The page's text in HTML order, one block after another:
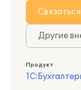
Связаться
Другие
Продукт